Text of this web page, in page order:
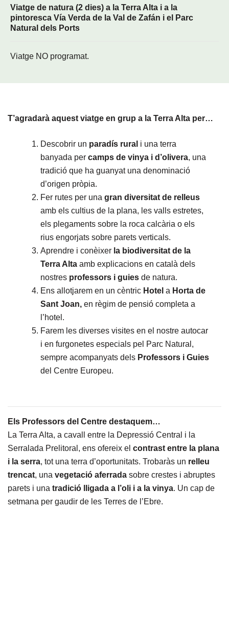
Viatge de natura (2 dies) a la Terra Alta i a la
pintoresca Vía Verda de la Val de Zafán i el Parc
Natural dels Ports
Viatge NO programat.
T’agradarà aquest viatge en grup a la Terra Alta per…
Descobrir un paradís rural i una terra
banyada per camps de vinya i d’olivera, una
tradició que ha guanyat una denominació
d’origen pròpia.
Fer rutes per una gran diversitat de relleus
amb els cultius de la plana, les valls estretes,
els plegaments sobre la roca calcària o els
rius engorjats sobre parets verticals.
Aprendre i conèixer la biodiversitat de la
Terra Alta amb explicacions en català dels
nostres professors i guies de natura.
Ens allotjarem en un cèntric Hotel a Horta de
Sant Joan, en règim de pensió completa a
l’hotel.
Farem les diverses visites en el nostre autocar
i en furgonetes especials pel Parc Natural,
sempre acompanyats dels Professors i Guies
del Centre Europeu.
Els Professors del Centre destaquem…
La Terra Alta, a cavall entre la Depressió Central i la
Serralada Prelitoral, ens ofereix el contrast entre la plana
i la serra, tot una terra d’oportunitats. Trobaràs un relleu
trencat, una vegetació aferrada sobre crestes i abruptes
parets i una tradició lligada a l’oli i a la vinya. Un cap de
setmana per gaudir de les Terres de l’Ebre.